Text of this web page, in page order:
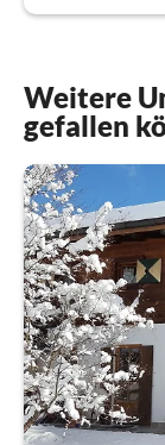
Weitere
gefallen